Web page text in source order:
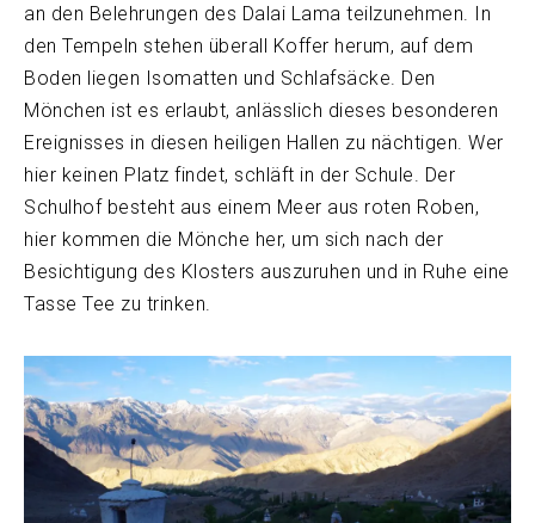
an den Belehrungen des Dalai Lama teilzunehmen. In
den Tempeln stehen überall Koffer herum, auf dem
Boden liegen Isomatten und Schlafsäcke. Den
Mönchen ist es erlaubt, anlässlich dieses besonderen
Ereignisses in diesen heiligen Hallen zu nächtigen. Wer
hier keinen Platz findet, schläft in der Schule. Der
Schulhof besteht aus einem Meer aus roten Roben,
hier kommen die Mönche her, um sich nach der
Besichtigung des Klosters auszuruhen und in Ruhe eine
Tasse Tee zu trinken.